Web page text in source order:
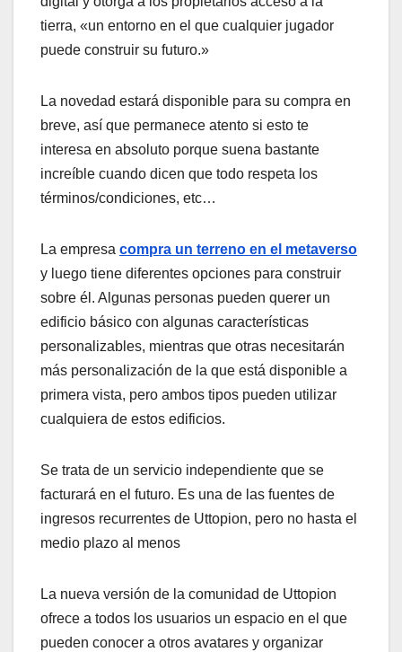
tierra, «un entorno en el que cualquier jugador
puede construir su futuro.»
La novedad estará disponible para su compra en
breve, así que permanece atento si esto te
interesa en absoluto porque suena bastante
increíble cuando dicen que todo respeta los
términos/condiciones, etc…
La empresa compra un terreno en el metaverso
y luego tiene diferentes opciones para construir
sobre él. Algunas personas pueden querer un
edificio básico con algunas características
personalizables, mientras que otras necesitarán
más personalización de la que está disponible a
primera vista, pero ambos tipos pueden utilizar
cualquiera de estos edificios.
Se trata de un servicio independiente que se
facturará en el futuro. Es una de las fuentes de
ingresos recurrentes de Uttopion, pero no hasta el
medio plazo al menos
La nueva versión de la comunidad de Uttopion
ofrece a todos los usuarios un espacio en el que
pueden conocer a otros avatares y organizar